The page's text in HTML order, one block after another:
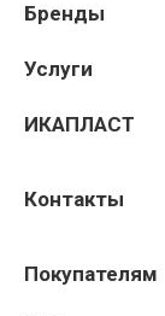
Бренды
Услуги
ИКАПЛАСТ
Контакты
Покупателям